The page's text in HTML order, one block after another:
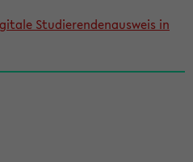
Studierendenausweis in